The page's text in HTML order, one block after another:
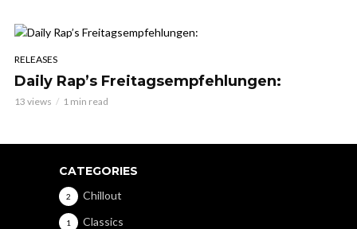
RELEASES
‎Daily Rap’s Freitagsempfehlungen:
13 views 1 min read
CATEGORIES
Chillout
2
Classics
1